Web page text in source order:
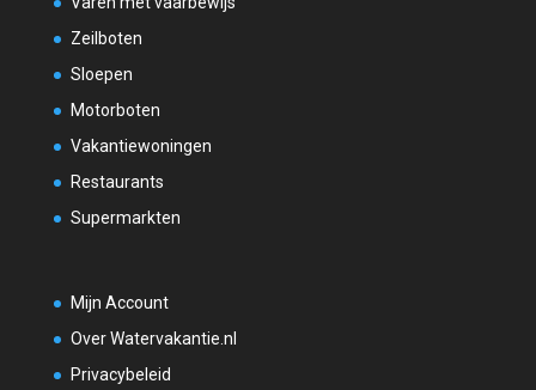
Zeilboten
Sloepen
Motorboten
Vakantiewoningen
Restaurants
Supermarkten
Mijn Account
Over Watervakantie.nl
Privacybeleid